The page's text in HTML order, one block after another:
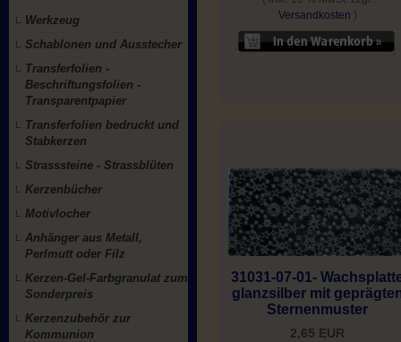
Werkzeug
Schablonen und Ausstecher
Transferfolien -
Beschriftungsfolien -
Transparentpapier
Transferfolien bedruckt und
Stabkerzen
Strasssteine - Strassblüten
Kerzenbücher
Motivlocher
Anhänger aus Metall,
Perlmutt oder Filz
Kerzen-Gel-Farbgranulat zum
Sonderpreis
Kerzenzubehör zur
Kommunion
Versandkosten )
31031-07-01-
glanzsilber mit
Sternenmuster
2,65 EUR